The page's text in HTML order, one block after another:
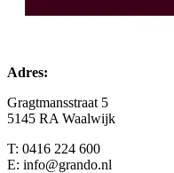
Adres:
Gragtmansstraat 5
5145 RA Waalwijk
T: 0416 224 600
E: info@grando.nl